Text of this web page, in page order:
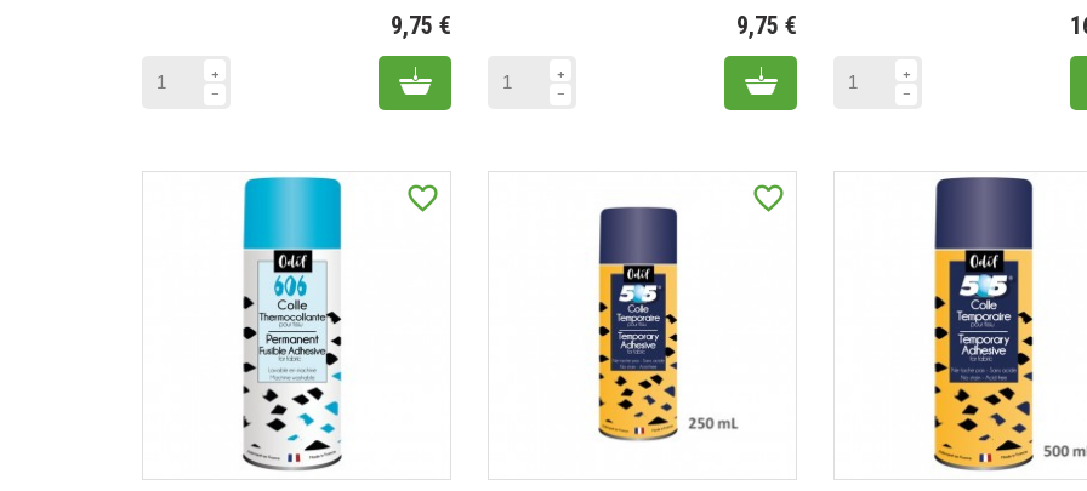
9,75 €
Add to cart
9,75 €
Add to cart
favorite_border favorite_border